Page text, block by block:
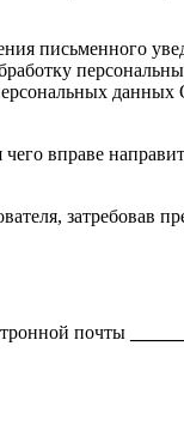
письменного
вправе
затребовав
почты